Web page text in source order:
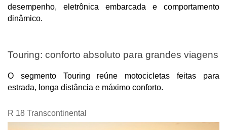
desempenho, eletrônica embarcada e comportamento
dinâmico.
Touring: conforto absoluto para grandes viagens
O segmento Touring reúne motocicletas feitas para
estrada, longa distância e máximo conforto.
R 18 Transcontinental